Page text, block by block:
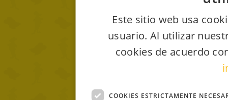
Este sitio web usa
usuario. Al utilizar
cookies de acuerdo
COOKIES ESTRICTAMENTE